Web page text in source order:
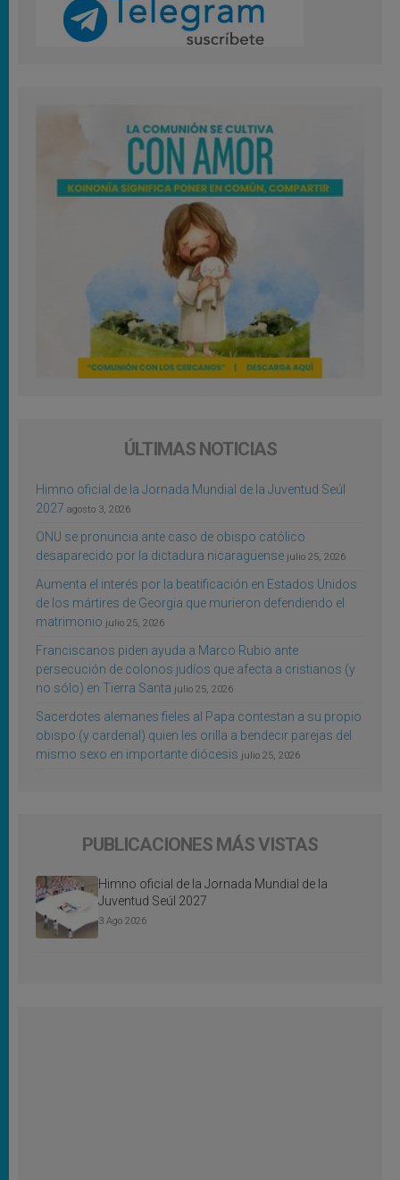
ÚLTIMAS NOTICIAS
Himno oficial de la Jornada Mundial de la Juventud Seúl
2027 agosto 3, 2026
ONU se pronuncia ante caso de obispo católico
desaparecido por la dictadura nicaragüense julio 25, 2026
Aumenta el interés por la beatificación en Estados Unidos
de los mártires de Georgia que murieron defendiendo el
matrimonio julio 25, 2026
Franciscanos piden ayuda a Marco Rubio ante
persecución de colonos judíos que afecta a cristianos (y
no sólo) en Tierra Santa julio 25, 2026
Sacerdotes alemanes fieles al Papa contestan a su propio
obispo (y cardenal) quien les orilla a bendecir parejas del
mismo sexo en importante diócesis julio 25, 2026
PUBLICACIONES MÁS VISTAS
Himno oficial de la Jornada Mundial de la
Juventud Seúl 2027
3 Ago 2026